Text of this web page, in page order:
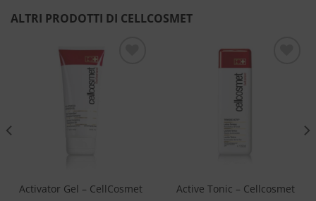
ALTRI PRODOTTI DI CELLCOSMET
Activator Gel – CellCosmet Active Tonic – Cellcosmet